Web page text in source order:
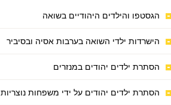
הגסטפו והילדים היהודיים בשואה
הישרדות ילדי השואה בערבות אסיה ובסיביר
הסתרת ילדים יהודים במנזרים
הסתרת ילדים יהודים על ידי משפחות נוצריות